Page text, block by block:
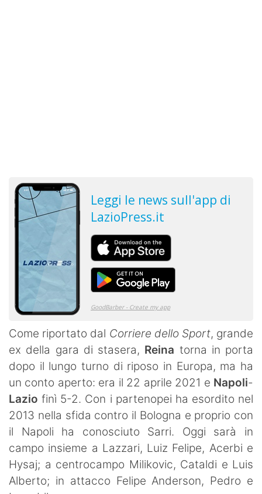
Come riportato dal Corriere dello Sport, grande
ex della gara di stasera, Reina torna in porta
dopo il lungo turno di riposo in Europa, ma ha
un conto aperto: era il 22 aprile 2021 e Napoli-
Lazio finì 5-2. Con i partenopei ha esordito nel
2013 nella sfida contro il Bologna e proprio con
il Napoli ha conosciuto Sarri. Oggi sarà in
campo insieme a Lazzari, Luiz Felipe, Acerbi e
Hysaj; a centrocampo Milikovic, Cataldi e Luis
Alberto; in attacco Felipe Anderson, Pedro e